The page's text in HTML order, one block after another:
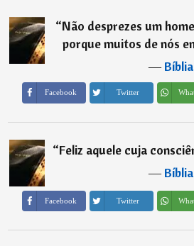
“Não desprezes um
porque muitos de nós
―Bíblia
Facebook Twitter
“Feliz aquele cuja
―Bíblia
Facebook Twitter